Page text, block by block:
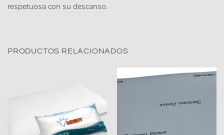
respetuosa con su descanso.
PRODUCTOS RELACIONADOS